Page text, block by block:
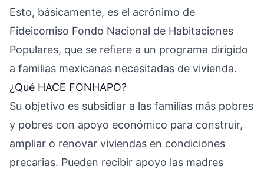
Esto, básicamente, es el acrónimo de
Fideicomiso Fondo Nacional de Habitaciones
Populares, que se refiere a un programa dirigido
a familias mexicanas necesitadas de vivienda.
¿Qué HACE FONHAPO?
Su objetivo es subsidiar a las familias más pobres
y pobres con apoyo económico para construir,
ampliar o renovar viviendas en condiciones
precarias. Pueden recibir apoyo las madres